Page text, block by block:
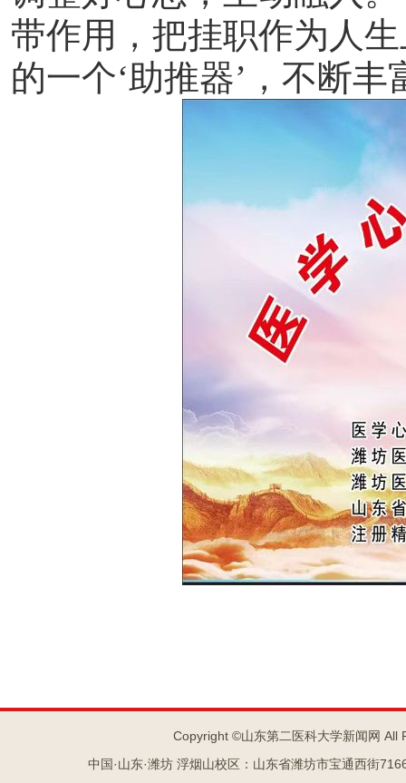
带作用，把挂职作为人
的一个‘助推器’，不断
Copyright ©山东第二医科大学新闻网 All
中国·山东·潍坊 浮烟山校区：山东省潍坊市宝通西街